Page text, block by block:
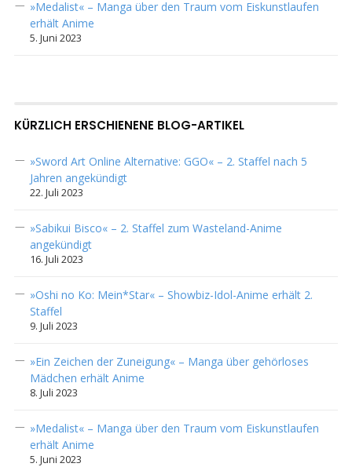
»Medalist« – Manga über den Traum vom Eiskunstlaufen
erhält Anime
5. Juni 2023
KÜRZLICH ERSCHIENENE BLOG-ARTIKEL
»Sword Art Online Alternative: GGO« – 2. Staffel nach 5
Jahren angekündigt
22. Juli 2023
»Sabikui Bisco« – 2. Staffel zum Wasteland-Anime
angekündigt
16. Juli 2023
»Oshi no Ko: Mein*Star« – Showbiz-Idol-Anime erhält 2.
Staffel
9. Juli 2023
»Ein Zeichen der Zuneigung« – Manga über gehörloses
Mädchen erhält Anime
8. Juli 2023
»Medalist« – Manga über den Traum vom Eiskunstlaufen
erhält Anime
5. Juni 2023